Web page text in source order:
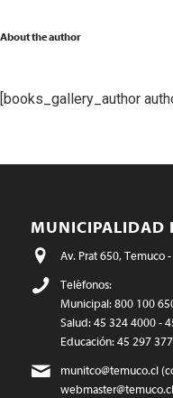
About the author
[books_gallery_author
MUNICIPALIDAD
Av. Prat 650, Temuco
Teléfonos:
Municipal: 800 100
Salud: 45 324 4000 -
Educación: 45 297
munitco@temuco.cl
webmaster@temuco.cl